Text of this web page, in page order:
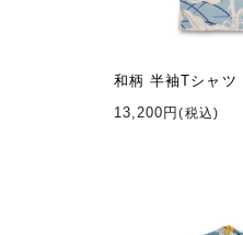
和柄 半袖Tシャツ
13,200円(税込)